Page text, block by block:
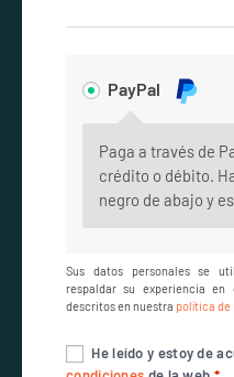
PayPal
Paga a través de
crédito o débito.
negro de abajo y
Sus datos personales se
respaldar su experiencia
descritos en nuestra política de
He leído y estoy de